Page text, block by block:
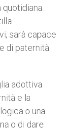
sarà capace
di paternità
adottiva
e la
o una
o di dare